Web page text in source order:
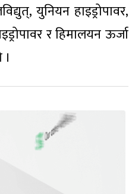
युनियन हाइड्रोपावर,
र हिमालयन ऊर्जा